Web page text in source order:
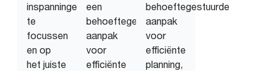
inspanningen
te
focussen
en op
het juiste
een
behoeftegestuurde
aanpak
voor
efficiënte
behoeftegestuurde
aanpak
voor
efficiënte
planning,